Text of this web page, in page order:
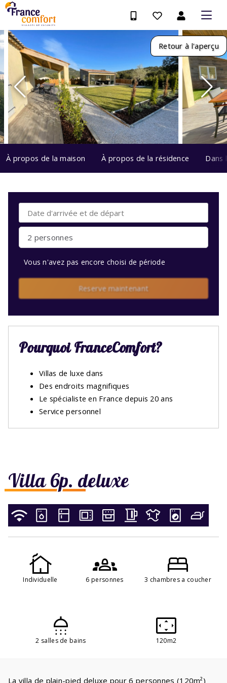
Retour à l'aperçu
À propos de la maison À propos de la résidence Dans
Villa 6p. deluxe
Individuelle 6 personnes 3 chambres a coucher
2 salles de bains 120m2
La villa de plain-pied deluxe pour 6 personnes (120m²)
2 personnes
Vous n'avez pas encore choisi de période
Reserve maintenant
Pourquoi FranceComfort?
Villas de luxe dans
Des endroits magnifiques
Le spécialiste en France depuis 20 ans
Service personnel